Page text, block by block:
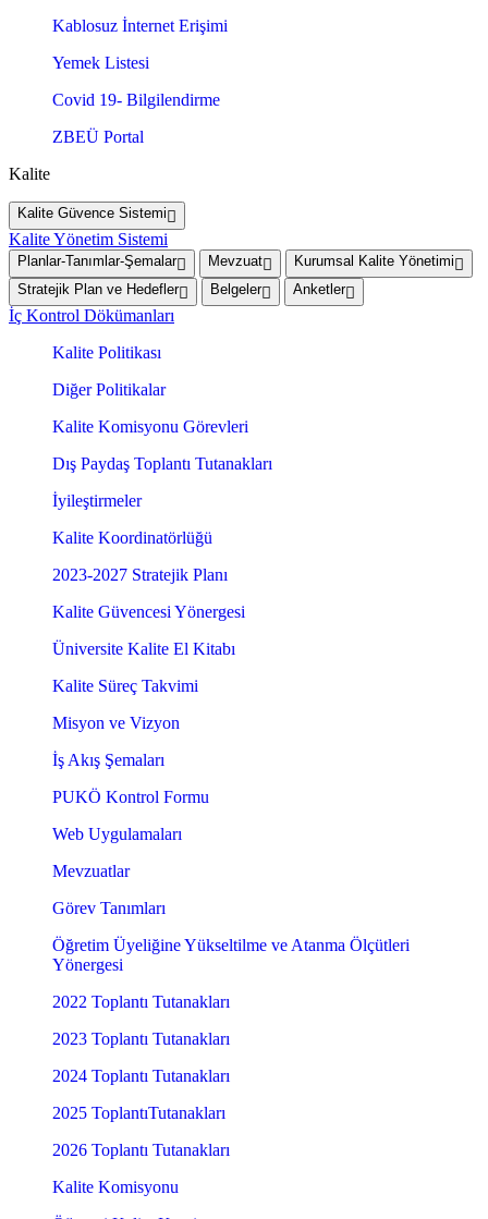
Kablosuz İnternet Erişimi
Yemek Listesi
Covid 19- Bilgilendirme
ZBEÜ Portal
Kalite
Kalite Güvence Sistemi
Kalite Yönetim Sistemi
Planlar-Tanımlar-Şemalar Mevzuat
Kurumsal Kalite Yönetimi
Stratejik Plan ve Hedefler
Belgeler Anketler
İç Kontrol Dökümanları
Kalite Politikası
Diğer Politikalar
Kalite Komisyonu Görevleri
Dış Paydaş Toplantı Tutanakları
İyileştirmeler
Kalite Koordinatörlüğü
2023-2027 Stratejik Planı
Kalite Güvencesi Yönergesi
Üniversite Kalite El Kitabı
Kalite Süreç Takvimi
Misyon ve Vizyon
İş Akış Şemaları
PUKÖ Kontrol Formu
Web Uygulamaları
Mevzuatlar
Görev Tanımları
Öğretim Üyeliğine Yükseltilme ve Atanma Ölçütleri
Yönergesi
2022 Toplantı Tutanakları
2023 Toplantı Tutanakları
2024 Toplantı Tutanakları
2025 ToplantıTutanakları
2026 Toplantı Tutanakları
Kalite Komisyonu